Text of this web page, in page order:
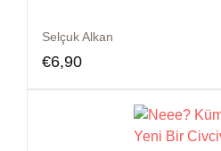
Selçuk Alkan
€6,90